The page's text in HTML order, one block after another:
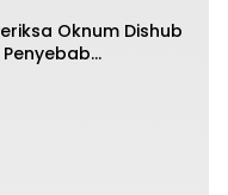
Oknum Dishub
Parkir